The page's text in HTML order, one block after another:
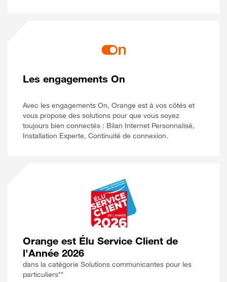
Les engagements On
Avec les engagements On, Orange est à vos côtés et
vous propose des solutions pour que vous soyez
toujours bien connectés : Bilan Internet Personnalisé,
Installation Experte, Continuité de connexion.
Orange est Élu Service Client de
l'Année 2026
dans la catégorie Solutions communicantes pour les
particuliers**